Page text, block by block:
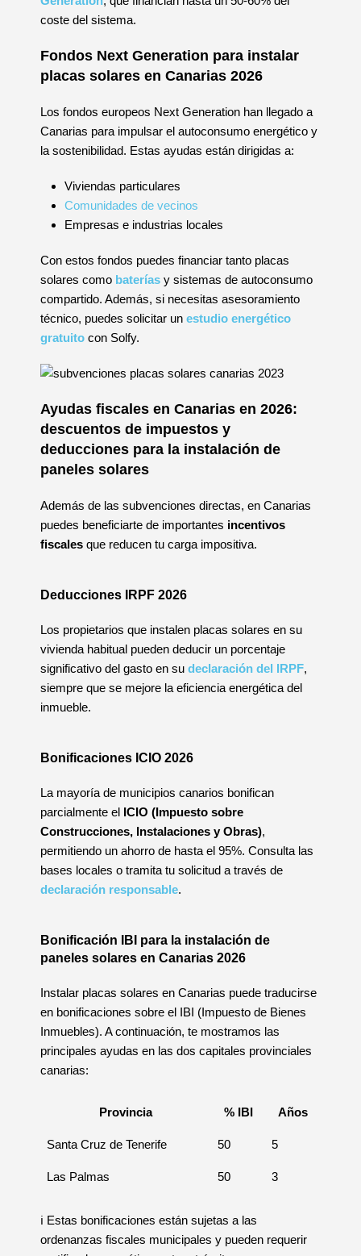
coste del sistema.
Fondos Next Generation para instalar
placas solares en Canarias 2026
Los fondos europeos Next Generation han llegado a
Canarias para impulsar el autoconsumo energético y
la sostenibilidad. Estas ayudas están dirigidas a:
Viviendas particulares
Comunidades de vecinos
Empresas e industrias locales
Con estos fondos puedes financiar tanto placas
solares como baterías y sistemas de autoconsumo
compartido. Además, si necesitas asesoramiento
técnico, puedes solicitar un estudio energético
gratuito con Solfy.
Ayudas fiscales en Canarias en 2026:
descuentos de impuestos y
deducciones para la instalación de
paneles solares
Además de las subvenciones directas, en Canarias
puedes beneficiarte de importantes incentivos
fiscales que reducen tu carga impositiva.
Deducciones IRPF 2026
Los propietarios que instalen placas solares en su
vivienda habitual pueden deducir un porcentaje
significativo del gasto en su declaración del IRPF,
siempre que se mejore la eficiencia energética del
inmueble.
Bonificaciones ICIO 2026
La mayoría de municipios canarios bonifican
parcialmente el ICIO (Impuesto sobre
Construcciones, Instalaciones y Obras),
permitiendo un ahorro de hasta el 95%. Consulta las
bases locales o tramita tu solicitud a través de
declaración responsable.
Bonificación IBI para la instalación de
paneles solares en Canarias 2026
Instalar placas solares en Canarias puede traducirse
en bonificaciones sobre el IBI (Impuesto de Bienes
Inmuebles). A continuación, te mostramos las
principales ayudas en las dos capitales provinciales
canarias:
Provincia % IBI Años
Santa Cruz de Tenerife 50 5
Las Palmas 50 3
ℹ️ Estas bonificaciones están sujetas a las
ordenanzas fiscales municipales y pueden requerir